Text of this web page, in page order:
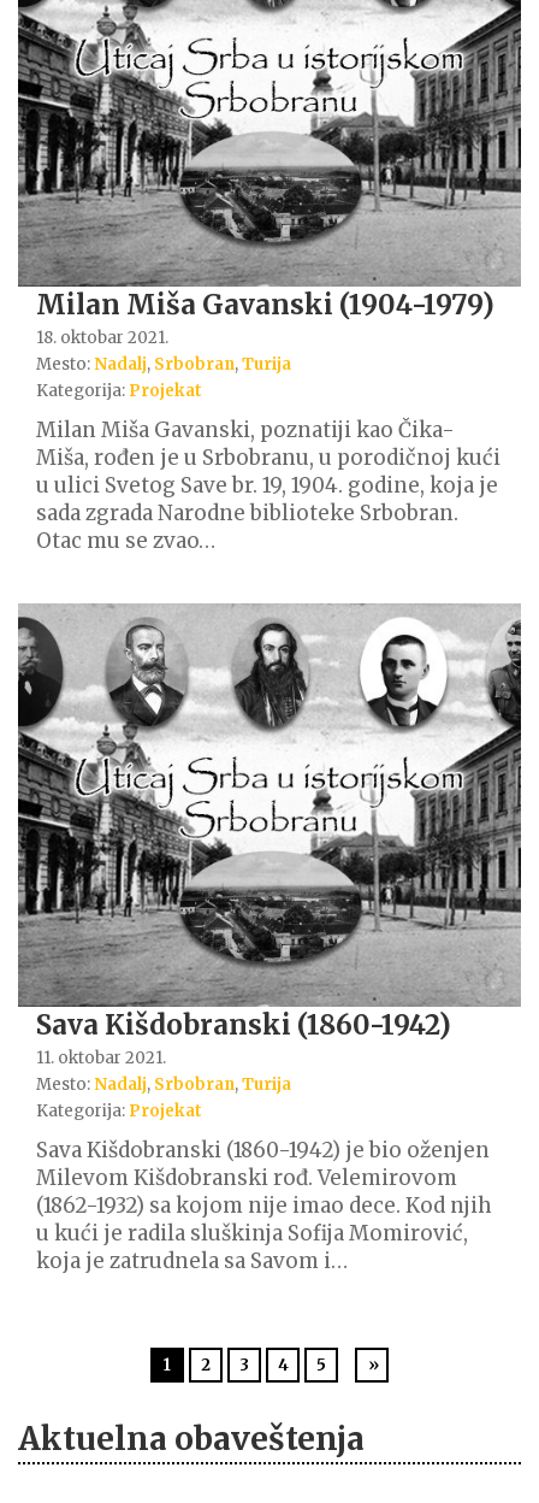
Milan Miša Gavanski (1904-1979)
18. oktobar 2021.
Mesto:Nadalj, Srbobran,Turija
Kategorija: Projekat
Milan Miša Gavanski, poznatiji kao Čika-
Miša, rođen je u Srbobranu, u porodičnoj kući
u ulici Svetog Save br. 19, 1904. godine, koja je
sada zgrada Narodne biblioteke Srbobran.
Otac mu se zvao…
Sava Kišdobranski (1860-1942)
11. oktobar 2021.
Mesto:Nadalj, Srbobran,Turija
Kategorija: Projekat
Sava Kišdobranski (1860-1942) je bio oženjen
Milevom Kišdobranski rođ. Velemirovom
(1862-1932) sa kojom nije imao dece. Kod njih
u kući je radila sluškinja Sofija Momirović,
koja je zatrudnela sa Savom i…
1 2 3 4 5 »
Aktuelna obaveštenja